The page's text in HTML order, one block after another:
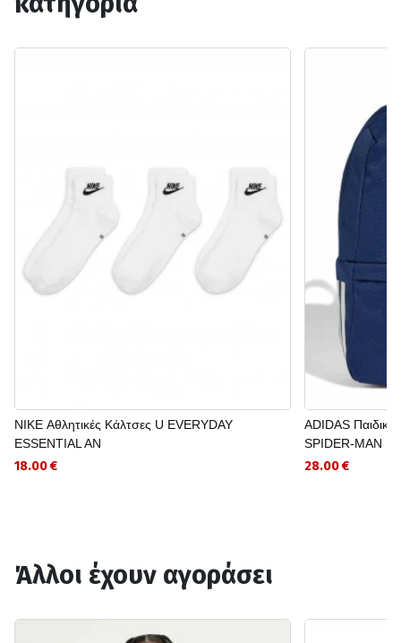
NIKE Αθλητικές Κάλτσες U EVERYDAY
ESSENTIAL AN
18.00 €
ADIDAS Παιδικό
SPIDER-MAN
28.00 €
Άλλοι έχουν αγοράσει